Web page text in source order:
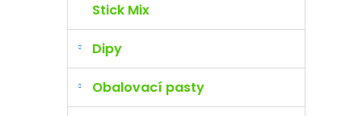
Stick Mix
Dipy
Obalovací pasty